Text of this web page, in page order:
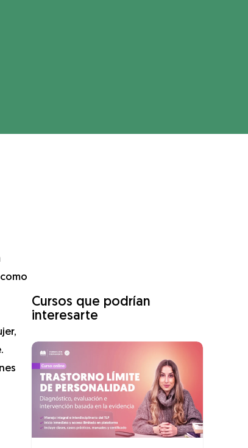
Cursos que podrían
interesarte